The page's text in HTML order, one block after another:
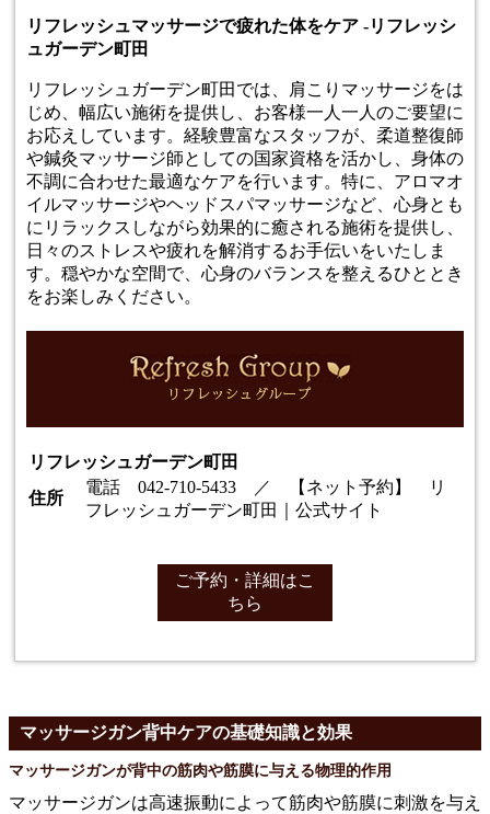
リフレッシュマッサージで疲れた体をケア -リフレッシ
ュガーデン町田
リフレッシュガーデン町田では、肩こり マッサージをは
じめ、幅広い施術を提供し、お客様一人一人のご要望に
お応えしています。経験豊富なスタッフが、柔道整復師
や鍼灸マッサージ師としての国家資格を活かし、身体の
不調に合わせた最適なケアを行います。特に、アロマオ
イルマッサージやヘッドスパマッサージなど、心身とも
にリラックスしながら効果的に癒される施術を提供し、
日々のストレスや疲れを解消するお手伝いをいたしま
す。穏やかな空間で、心身のバランスを整えるひととき
をお楽しみください。
リフレッシュガーデン町田
住所
電話 042-710-5433 ／ 【ネット予約】
リ
フレッシュガーデン町田｜公式サイト
ご予約・詳細はこ
ちら
マッサージガン背中ケアの基礎知識と効果
マッサージガンが背中の筋肉や筋膜に与える物理的作用
マッサージガンは高速振動によって筋肉や筋膜に刺激を与え